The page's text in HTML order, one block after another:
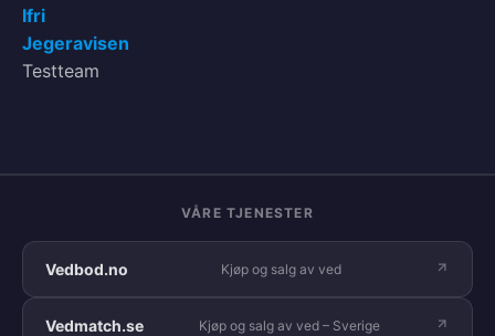
Ifri
Jegeravisen
Testteam
VÅRE TJENESTER
Vedbod.no Kjøp og salg av ved
Vedmatch.se Kjøp og salg av ved – Sverige